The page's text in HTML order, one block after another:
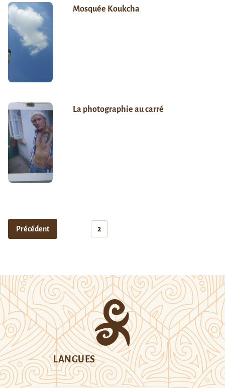
Mosquée Koukcha
La photographie au carré
Précédent 2
LANGUES